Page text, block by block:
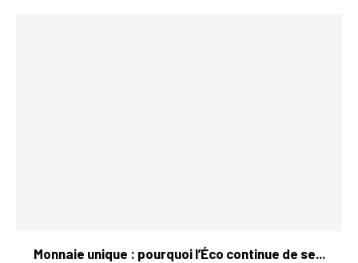
Monnaie unique : pourquoi l’Éco continue de se...